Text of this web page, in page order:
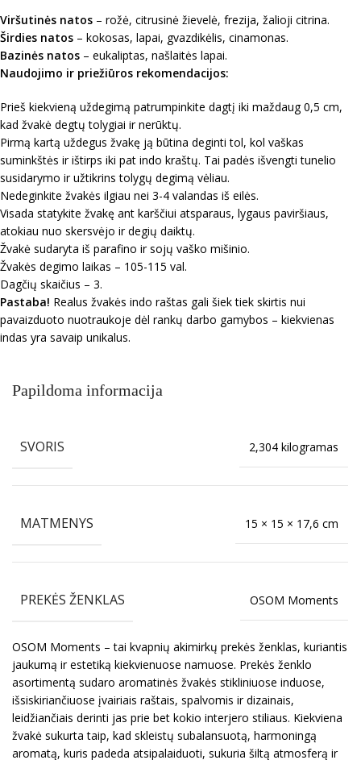
Viršutinės natos – rožė, citrusinė žievelė, frezija, žalioji citrina.
Širdies natos – kokosas, lapai, gvazdikėlis, cinamonas.
Bazinės natos – eukaliptas, našlaitės lapai.
Naudojimo ir priežiūros rekomendacijos:
Prieš kiekvieną uždegimą patrumpinkite dagtį iki maždaug 0,5 cm,
kad žvakė degtų tolygiai ir nerūktų.
Pirmą kartą uždegus žvakę ją būtina deginti tol, kol vaškas
suminkštės ir ištirps iki pat indo kraštų. Tai padės išvengti tunelio
susidarymo ir užtikrins tolygų degimą vėliau.
Nedeginkite žvakės ilgiau nei 3-4 valandas iš eilės.
Visada statykite žvakę ant karščiui atsparaus, lygaus paviršiaus,
atokiau nuo skersvėjo ir degių daiktų.
Žvakė sudaryta iš parafino ir sojų vaško mišinio.
Žvakės degimo laikas – 105-115 val.
Dagčių skaičius – 3.
Pastaba! Realus žvakės indo raštas gali šiek tiek skirtis nui
pavaizduoto nuotraukoje dėl rankų darbo gamybos – kiekvienas
indas yra savaip unikalus.
Papildoma informacija
SVORIS 2,304 kilogramas
MATMENYS 15 × 15 × 17,6 cm
PREKĖS ŽENKLAS OSOM Moments
OSOM Moments – tai kvapnių akimirkų prekės ženklas, kuriantis
jaukumą ir estetiką kiekvienuose namuose. Prekės ženklo
asortimentą sudaro aromatinės žvakės stikliniuose induose,
išsiskiriančiuose įvairiais raštais, spalvomis ir dizainais,
leidžiančiais derinti jas prie bet kokio interjero stiliaus. Kiekviena
žvakė sukurta taip, kad skleistų subalansuotą, harmoningą
aromatą, kuris padeda atsipalaiduoti, sukuria šiltą atmosferą ir